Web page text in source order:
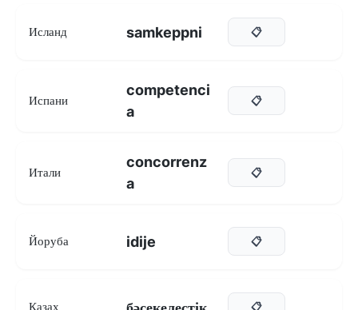
Исланд samkeppni 📋
Испани
competenci
a
📋
Итали
concorrenz
a
📋
Йоруба idije 📋
Казах 📋